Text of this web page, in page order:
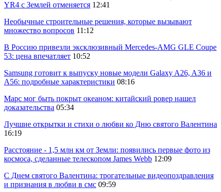
YR4 с Землей отменяется 12:41
Необычные строительные решения, которые вызывают
множество вопросов 11:12
В Россию привезли эксклюзивный Mercedes-AMG GLE Coupe
53: цена впечатляет 10:52
Samsung готовит к выпуску новые модели Galaxy A26, A36 и
A56: подробные характеристики 08:16
Марс мог быть покрыт океаном: китайский ровер нашел
доказательства 05:34
Лучшие открытки и стихи о любви ко Дню святого Валентина
16:19
Расстояние - 1,5 млн км от Земли: появились первые фото из
космоса, сделанные телескопом James Webb 12:09
С Днем святого Валентина: трогательные видеопоздравления
и признания в любви в смс 09:59